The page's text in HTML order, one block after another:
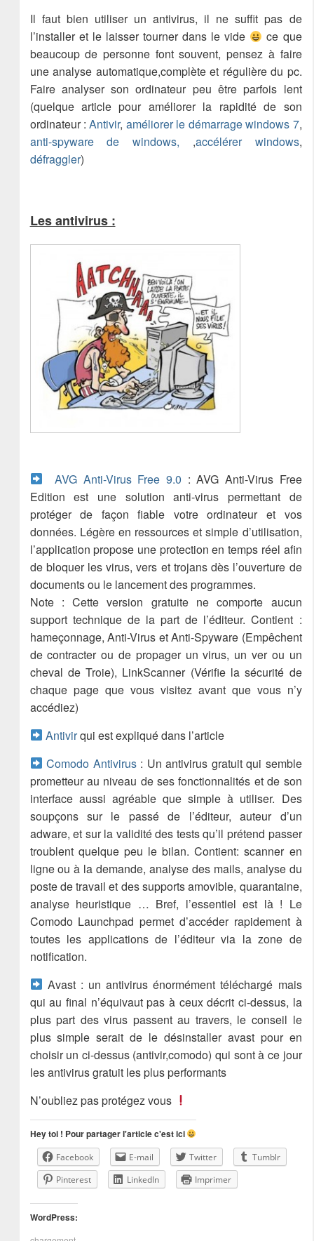
Il faut bien utiliser un antivirus, il ne suffit pas de
l’installer et le laisser tourner dans le vide
ce que
beaucoup de personne font souvent, pensez à faire
une analyse automatique,complète et régulière du pc.
Faire analyser son ordinateur peu être parfois lent
(quelque article pour améliorer la rapidité de son
ordinateur :Antivir, améliorer le démarrage windows 7,
anti-spyware de windows, ,accélérer windows,
défraggler)
Les antivirus :
AVG Anti-Virus Free 9.0 : AVG Anti-Virus Free
Edition est une solution anti-virus permettant de
protéger de façon fiable votre ordinateur et vos
données. Légère en ressources et simple d’utilisation,
l’application propose une protection en temps réel afin
de bloquer les virus, vers et trojans dès l’ouverture de
documents ou le lancement des programmes.
Note : Cette version gratuite ne comporte aucun
support technique de la part de l’éditeur. Contient :
hameçonnage, Anti-Virus et Anti-Spyware (Empêchent
de contracter ou de propager un virus, un ver ou un
cheval de Troie), LinkScanner (Vérifie la sécurité de
chaque page que vous visitez avant que vous n’y
accédiez)
Antivirqui est expliqué dans l’article
Comodo Antivirus: Un antivirus gratuit qui semble
prometteur au niveau de ses fonctionnalités et de son
interface aussi agréable que simple à utiliser. Des
soupçons sur le passé de l’éditeur, auteur d’un
adware, et sur la validité des tests qu’il prétend passer
troublent quelque peu le bilan. Contient: scanner en
ligne ou à la demande, analyse des mails, analyse du
poste de travail et des supports amovible, quarantaine,
analyse heuristique … Bref, l’essentiel est là ! Le
Comodo Launchpad permet d’accéder rapidement à
toutes les applications de l’éditeur via la zone de
notification.
Avast : un antivirus énormément téléchargé mais
qui au final n’équivaut pas à ceux décrit ci-dessus, la
plus part des virus passent au travers, le conseil le
plus simple serait de le désinstaller avast pour en
choisir un ci-dessus (antivir,comodo) qui sont à ce jour
les antivirus gratuit les plus performants
N’oubliez pas protégez vous
Hey toi ! Pour partager l'article c'est ici
Facebook E-mail Twitter
Tumblr
Pinterest
LinkedIn Imprimer
WordPress: